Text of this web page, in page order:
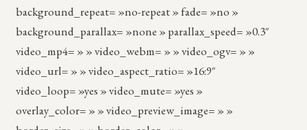
background_repeat= »no-repeat » fade= »no »
background_parallax= »none » parallax_speed= »0.3″
video_mp4= » » video_webm= » » video_ogv= » »
video_url= » » video_aspect_ratio= »16:9″
video_loop= »yes » video_mute= »yes »
overlay_color= » » video_preview_image= » »